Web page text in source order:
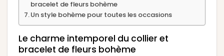
bracelet de fleurs bohème
Un style bohème pour toutes les occasions
Le charme intemporel du collier et
bracelet de fleurs bohème